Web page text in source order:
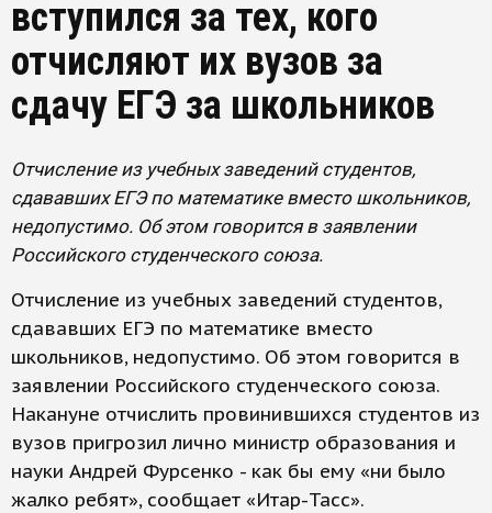
вступился за тех, кого
отчисляют их вузов за
сдачу ЕГЭ за школьников
Отчисление из учебных заведений студентов,
сдававших ЕГЭ по математике вместо школьников,
недопустимо. Об этом говорится в заявлении
Российского студенческого союза.
Отчисление из учебных заведений студентов,
сдававших ЕГЭ по математике вместо
школьников, недопустимо. Об этом говорится в
заявлении Российского студенческого союза.
Накануне отчислить провинившихся студентов из
вузов пригрозил лично министр образования и
науки Андрей Фурсенко - как бы ему «ни было
жалко ребят», сообщает «Итар-Тасс».